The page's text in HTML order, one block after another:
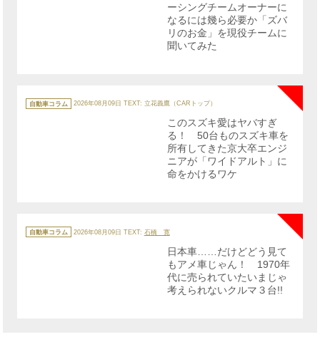
ーシングチームオーナーに
なるには幾ら必要か「ズバ
リのお金」を現役チームに
聞いてみた
テ
ゴ
自動車コラム 2026年08月09日 TEXT: 立花義鷹（CARトップ）
このスズキ愛はヤバすぎ
る！ 50台ものスズキ車を
所有してきた京大卒エンジ
ニアが「ワイドアルト」に
命をかけるワケ
テ
ゴ
自動車コラム 2026年08月09日 TEXT: 石橋 寛
日本車……だけどどう見て
もアメ車じゃん！ 1970年
代に売られていたいまじゃ
考えられないクルマ３台!!